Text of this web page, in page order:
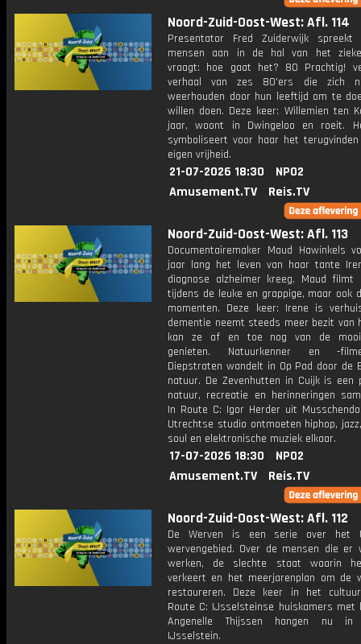
Noord-Zuid-Oost-West: Afl. 114
Presentator Fred Zuiderwijk spreekt
mensen aan in de hal van het
vraagt: hoe gaat het? 80 Prachtig!
verhaal van zes 80'ers die zich
weerhouden door hun leeftijd om te
willen doen. Deze keer: Willemien ten
jaar, woont in Dwingeloo en roeit.
symboliseert voor haar het
eigen vrijheid.
21-07-2026 18:30
NPO2
Amusement.TV
Reis.TV
Noord-Zuid-Oost-West: Afl. 113
Documentairemaker Maud Hawinkels
jaar lang het leven van haar tante
diagnose alzheimer kreeg. Maud filmt
tijdens de leuke en grappige, maar ook
momenten. Deze keer: Irene is
dementie neemt steeds meer bezit van
kan ze af en toe nog van de
genieten. Natuurkenner en -
Diepstraten wandelt in Op Pad door de
natuur. De Zevenhutten in Cuijk is een
natuur, recreatie en herinneringen
In Route C: Igor Herder uit
Utrechtse studio ontmoeten hiphop,
soul en elektronische muziek elkaar.
17-07-2026 18:30
NPO2
Amusement.TV
Reis.TV
Noord-Zuid-Oost-West: Afl. 112
De Werven is een serie over het
wervengebied. Over de mensen die er
werken, de slechte staat waarin
verkeert en het meerjarenplan om de
restaureren. Deze keer in het
Route C: IJsselsteinse huiskamers met
Angenelle Thijssen hangen nu in
IJsselstein.